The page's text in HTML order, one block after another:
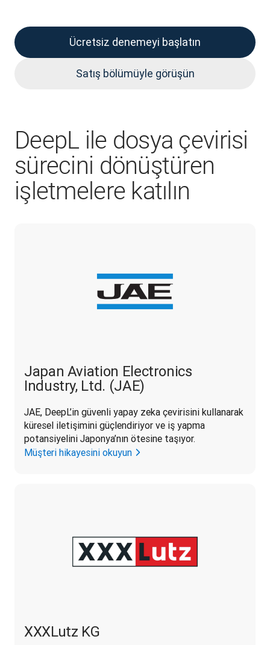
Ücretsiz denemeyi başlatın
Satış bölümüyle görüşün
DeepL ile dosya çevirisi
sürecini dönüştüren
işletmelere katılın
Japan Aviation Electronics
Industry, Ltd. (JAE)
JAE, DeepL’in güvenli yapay zeka çevirisini kullanarak
küresel iletişimini güçlendiriyor ve iş yapma
potansiyelini Japonya’nın ötesine taşıyor.
Müşteri hikayesini okuyun
XXXLutz KG